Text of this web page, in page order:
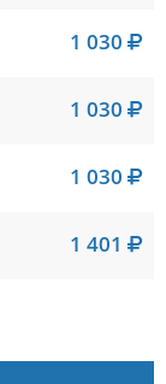
1 030
1 030
1 030
1 401